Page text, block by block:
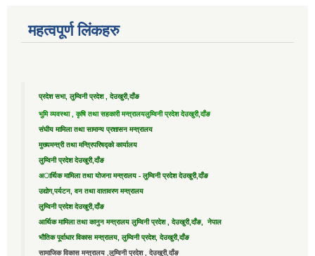
महत्वपूर्ण लिंकहरु
प्रदेश सभा, लुम्विनी प्रदेश , देउखुरी,दाँङ
भुमि व्यवस्था , कृषि तथा सहकारी मन्त्रालयलुम्विनी प्रदेश देउखुरी,दाँङ
संघीय मामिला तथा सामान्य प्रशासन मन्त्रालय
मुख्यमन्त्री तथा मन्त्रिपरिषद्को कार्यालय
लुम्विनी प्रदेश देउखुरी,दाँङ
अार्थिक मामिला तथा योजना मन्त्रालय - लुम्विनी प्रदेश देउखुरी,दाँङ
उद्याेग,पर्यटन, वन तथा वातावरण मन्त्रालय
लुम्विनी प्रदेश देउखुरी,दाँङ
आर्थिक मामिला तथा कानुन मन्त्रालय लुम्विनी प्रदेश , देउखुरी,दाँङ, नेपाल
भौतिक पूर्वाधार विकास मन्त्रालय, लुम्विनी प्रदेश, देउखुरी,दाँङ
सामाजिक विकास मन्त्रालय ,लुम्विनी प्रदेश , देउखुरी,दाँङ